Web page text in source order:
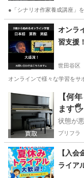
●「シナリオ作家養成講座」
東京 港区 その他
オンラ
習支援！
世田谷区
オンラインで様々な学習をサ
東京 世田谷区 その
【何
ます🖐️
状態が
プリフラ
【入
ライア